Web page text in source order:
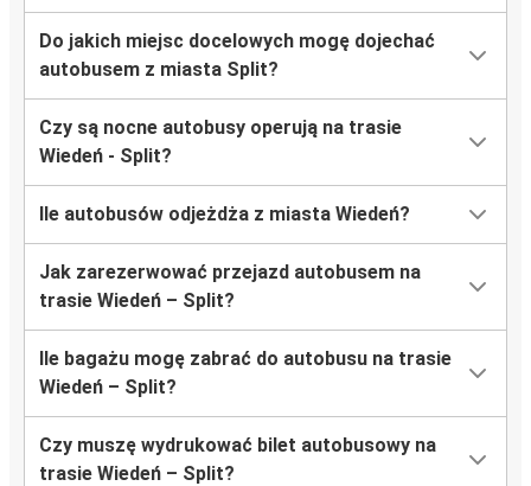
Do jakich miejsc docelowych mogę dojechać
autobusem z miasta Split?
Czy są nocne autobusy operują na trasie
Wiedeń - Split?
Ile autobusów odjeżdża z miasta Wiedeń?
Jak zarezerwować przejazd autobusem na
trasie Wiedeń – Split?
Ile bagażu mogę zabrać do autobusu na trasie
Wiedeń – Split?
Czy muszę wydrukować bilet autobusowy na
trasie Wiedeń – Split?